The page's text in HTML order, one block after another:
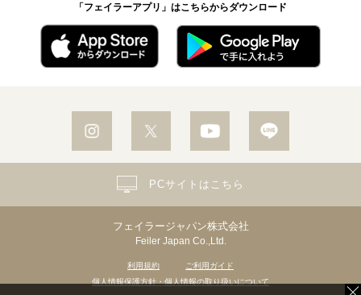
「フェイラーアプリ」はこちらからダウンロード
フェイラージャパン株式会社
Feiler Japan Co.,Ltd.
利用規約
ご利用ガイド
個人情報保護方針・個人情報の取り扱いについて
PCサイトはこちら